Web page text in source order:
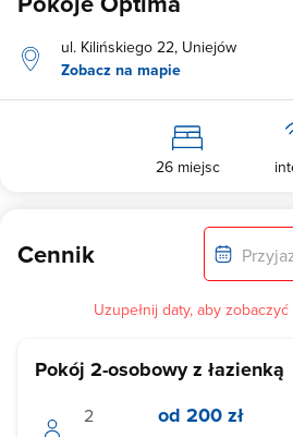
ul. Kilińskiego 22, Uniejów
Zobacz na mapie
26 miejsc
Cennik
Uzupełnij daty, aby
Pokój 2-osobowy z łazienką
od 200 zł